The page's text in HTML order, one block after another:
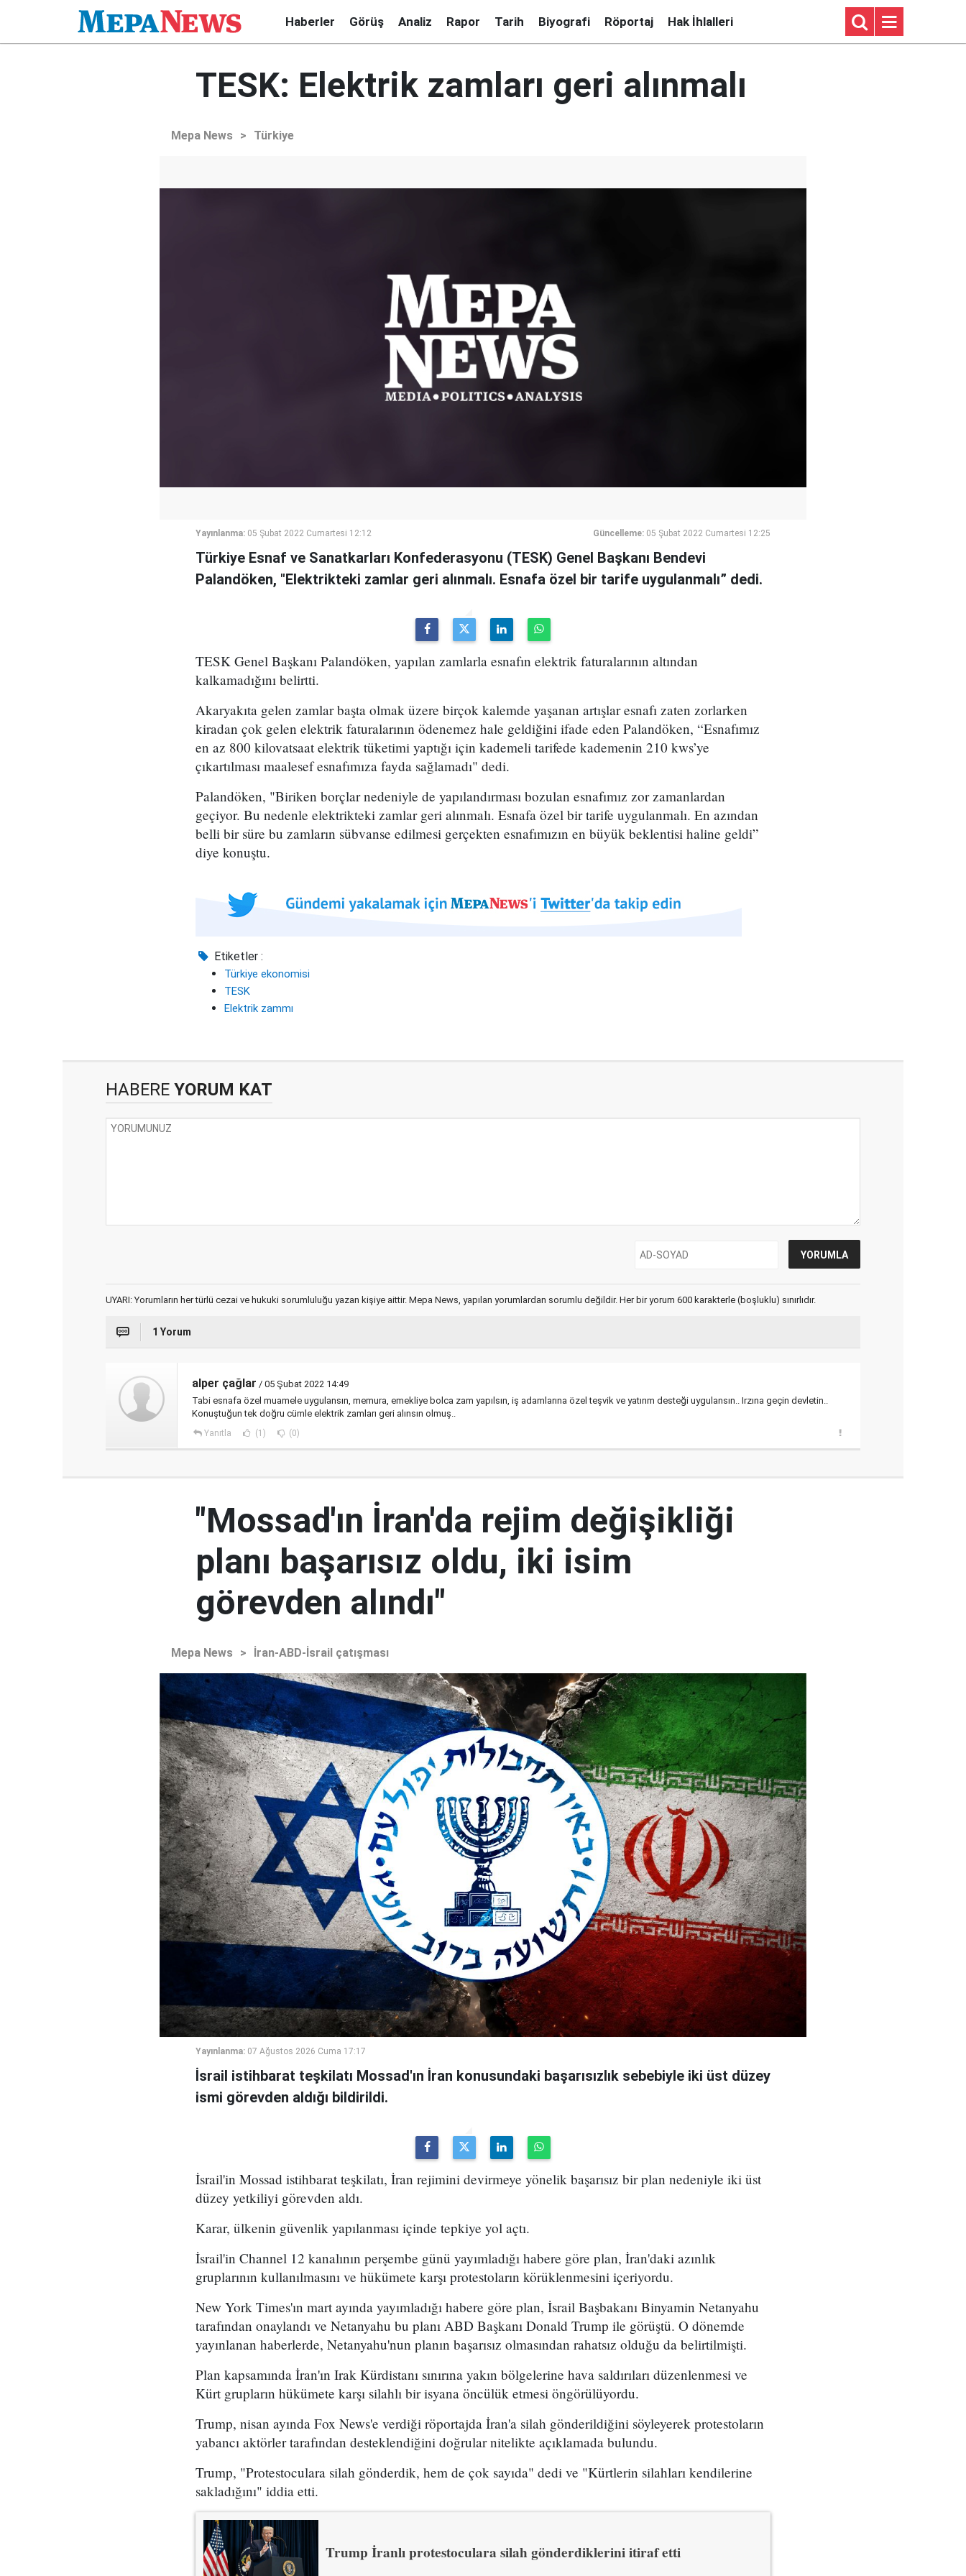
Haberler Görüş Analiz Rapor Tarih Biyografi Röportaj Hak İhlalleri
TESK: Elektrik zamları geri alınmalı
Mepa News > Türkiye
Yayınlanma: 05 Şubat 2022 Cumartesi 12:12 Güncelleme: 05 Şubat 2022 Cumartesi 12:25
Türkiye Esnaf ve Sanatkarları Konfederasyonu (TESK) Genel Başkanı Bendevi
Palandöken, "Elektrikteki zamlar geri alınmalı. Esnafa özel bir tarife uygulanmalı” dedi.
TESK Genel Başkanı Palandöken, yapılan zamlarla esnafın elektrik faturalarının altından
kalkamadığını belirtti.
Akaryakıta gelen zamlar başta olmak üzere birçok kalemde yaşanan artışlar esnafı zaten zorlarken
kiradan çok gelen elektrik faturalarının ödenemez hale geldiğini ifade eden Palandöken, “Esnafımız
en az 800 kilovatsaat elektrik tüketimi yaptığı için kademeli tarifede kademenin 210 kws’ye
çıkartılması maalesef esnafımıza fayda sağlamadı" dedi.
Palandöken, "Biriken borçlar nedeniyle de yapılandırması bozulan esnafımız zor zamanlardan
geçiyor. Bu nedenle elektrikteki zamlar geri alınmalı. Esnafa özel bir tarife uygulanmalı. En azından
belli bir süre bu zamların sübvanse edilmesi gerçekten esnafımızın en büyük beklentisi haline geldi”
diye konuştu.
Etiketler :
Türkiye ekonomisi
TESK
Elektrik zammı
HABERE YORUM KAT
UYARI: Yorumların her türlü cezai ve hukuki sorumluluğu yazan kişiye aittir. Mepa News, yapılan yorumlardan sorumlu değildir. Her bir yorum 600 karakterle (boşluklu) sınırlıdır.
1 Yorum
alper çağlar / 05 Şubat 2022 14:49
Tabi esnafa özel muamele uygulansın, memura, emekliye bolca zam yapılsın, iş adamlarına özel teşvik ve yatırım desteği uygulansın.. Irzına geçin devletin..
Konuştuğun tek doğru cümle elektrik zamları geri alınsın olmuş..
Yanıtla (1) (0)
"Mossad'ın İran'da rejim değişikliği
planı başarısız oldu, iki isim
görevden alındı"
Mepa News > İran-ABD-İsrail çatışması
Yayınlanma: 07 Ağustos 2026 Cuma 17:17
İsrail istihbarat teşkilatı Mossad'ın İran konusundaki başarısızlık sebebiyle iki üst düzey
ismi görevden aldığı bildirildi.
İsrail'in Mossad istihbarat teşkilatı, İran rejimini devirmeye yönelik başarısız bir plan nedeniyle iki üst
düzey yetkiliyi görevden aldı.
Karar, ülkenin güvenlik yapılanması içinde tepkiye yol açtı.
İsrail'in Channel 12 kanalının perşembe günü yayımladığı habere göre plan, İran'daki azınlık
gruplarının kullanılmasını ve hükümete karşı protestoların körüklenmesini içeriyordu.
New York Times'ın mart ayında yayımladığı habere göre plan, İsrail Başbakanı Binyamin Netanyahu
tarafından onaylandı ve Netanyahu bu planı ABD Başkanı Donald Trump ile görüştü. O dönemde
yayınlanan haberlerde, Netanyahu'nun planın başarısız olmasından rahatsız olduğu da belirtilmişti.
Plan kapsamında İran'ın Irak Kürdistanı sınırına yakın bölgelerine hava saldırıları düzenlenmesi ve
Kürt grupların hükümete karşı silahlı bir isyana öncülük etmesi öngörülüyordu.
Trump, nisan ayında Fox News'e verdiği röportajda İran'a silah gönderildiğini söyleyerek protestoların
yabancı aktörler tarafından desteklendiğini doğrular nitelikte açıklamada bulundu.
Trump, "Protestoculara silah gönderdik, hem de çok sayıda" dedi ve "Kürtlerin silahları kendilerine
sakladığını" iddia etti.
Trump İranlı protestoculara silah gönderdiklerini itiraf etti